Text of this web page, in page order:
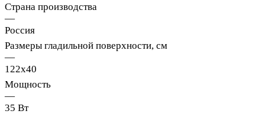
Страна производства
—
Россия
Размеры гладильной поверхности, см
—
122x40
Мощность
—
35 Вт